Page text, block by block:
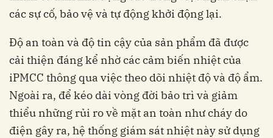
các sự cố, bảo vệ và tự động khởi động lại.
Độ an toàn và độ tin cậy của sản phẩm đã được
cải thiện đáng kể nhờ các cảm biến nhiệt của
iPMCC thông qua việc theo dõi nhiệt độ và độ ẩm.
Ngoài ra, để kéo dài vòng đời bảo trì và giảm
thiểu những rủi ro về mặt an toàn như cháy do
điện gây ra, hệ thống giám sát nhiệt này sử dụng